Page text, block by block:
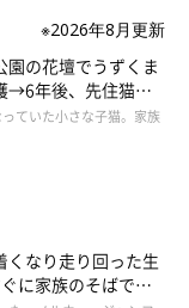
※2026年8月更新
園の花壇でうずくま
→6年後、先住猫
係に
ていた小さな子猫。家族
くなり走り回った生
に家族のそばで落